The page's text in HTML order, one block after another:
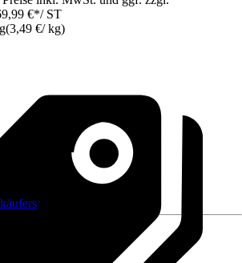
€*/ ST
(3,49 €/ kg)